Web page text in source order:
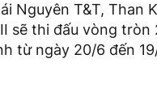
Nguyên T&T, Than
sẽ thi đấu vòng tròn
từ ngày 20/6 đến